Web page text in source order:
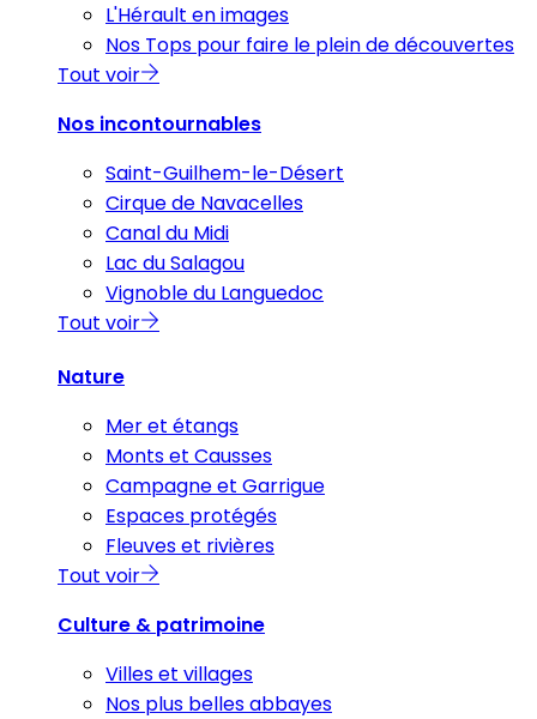
L'Hérault en images
Nos Tops pour faire le plein de découvertes
Tout voir
Nos incontournables
Saint-Guilhem-le-Désert
Cirque de Navacelles
Canal du Midi
Lac du Salagou
Vignoble du Languedoc
Tout voir
Nature
Mer et étangs
Monts et Causses
Campagne et Garrigue
Espaces protégés
Fleuves et rivières
Tout voir
Culture & patrimoine
Villes et villages
Nos plus belles abbayes